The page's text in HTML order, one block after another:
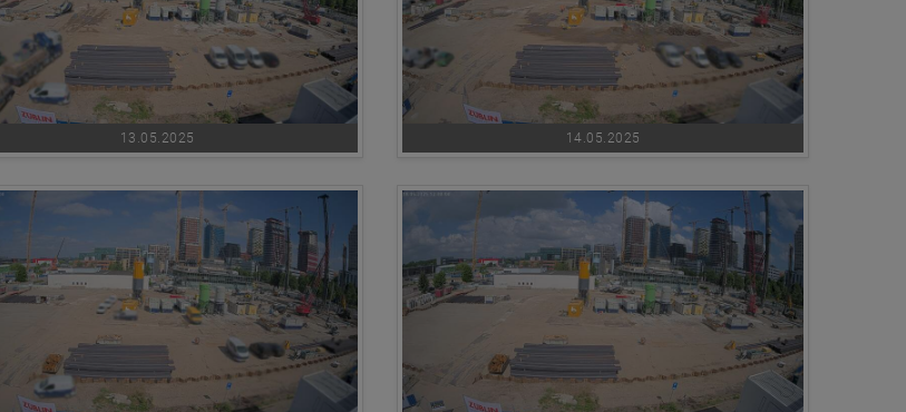
13.05.2025 14.05.2025